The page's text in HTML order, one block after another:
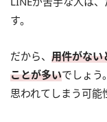
す。
だから、 用件がない
ことが多いでしょう
思われてしまう可能